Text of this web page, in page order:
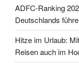
ADFC-Ranking
Deutschlands
Hitze im Urlaub:
Reisen auch im